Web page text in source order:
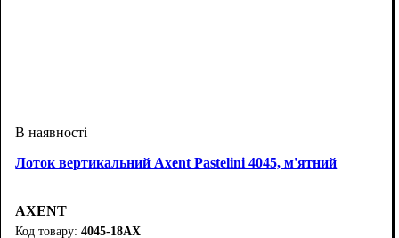
Лоток вертикальний Axent Pastelini 4045, м'ятний
AXENT
4045-18АХ